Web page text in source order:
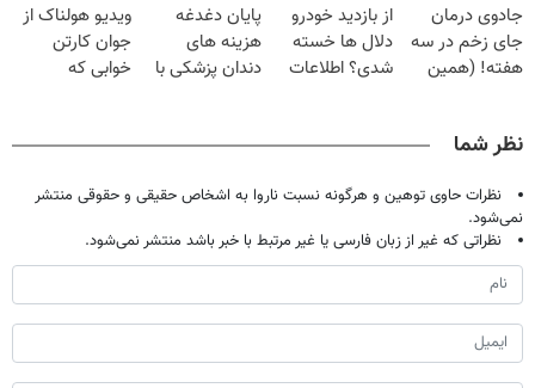
میلیون تومان!!!
فقط ۲۵ میلیون
جادوی درمان
جای زخم در سه
هفته! (همین
از بازدید خودرو
دلال ها خسته
شدی؟ اطلاعات
پایان دغدغه
هزینه های
دندان پزشکی با
ویدیو هولناک از
جوان کارتن
خوابی که
نظر شما
نظرات حاوی توهین و هرگونه نسبت ناروا به اشخاص حقیقی و حقوقی منتشر
نمی‌شود.
نظراتی که غیر از زبان فارسی یا غیر مرتبط با خبر باشد منتشر نمی‌شود.